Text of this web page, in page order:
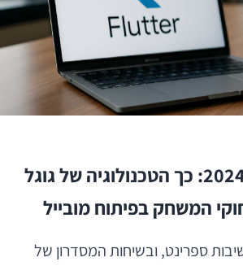
Flutter ב-2024: כך הטכנולוגיה של גוגל
המשחק בפיתוח מובייל
ספרינט, ובשיחות המסדרון של